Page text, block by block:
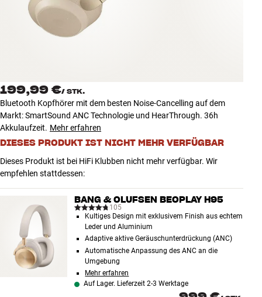
Zubehör
INSPIRATION
NEUHEITEN
ANGEBOTE
Store Finden
Kundendienst
Bauen mit Klang
199,99 €/ STK.
Bluetooth Kopfhörer mit dem besten Noise-Cancelling auf dem
Markt: SmartSound ANC Technologie und HearThrough. 36h
Akkulaufzeit. Mehr erfahren
DIESES PRODUKT IST NICHT MEHR VERFÜGBAR
Dieses Produkt ist bei HiFi Klubben nicht mehr verfügbar. Wir
empfehlen stattdessen:
BANG & OLUFSEN BEOPLAY H95
105
Kultiges Design mit exklusivem Finish aus echtem
Leder und Aluminium
Adaptive aktive Geräuschunterdrückung (ANC)
Automatische Anpassung des ANC an die
Umgebung
Mehr erfahren
Auf Lager. Lieferzeit 2-3 Werktage